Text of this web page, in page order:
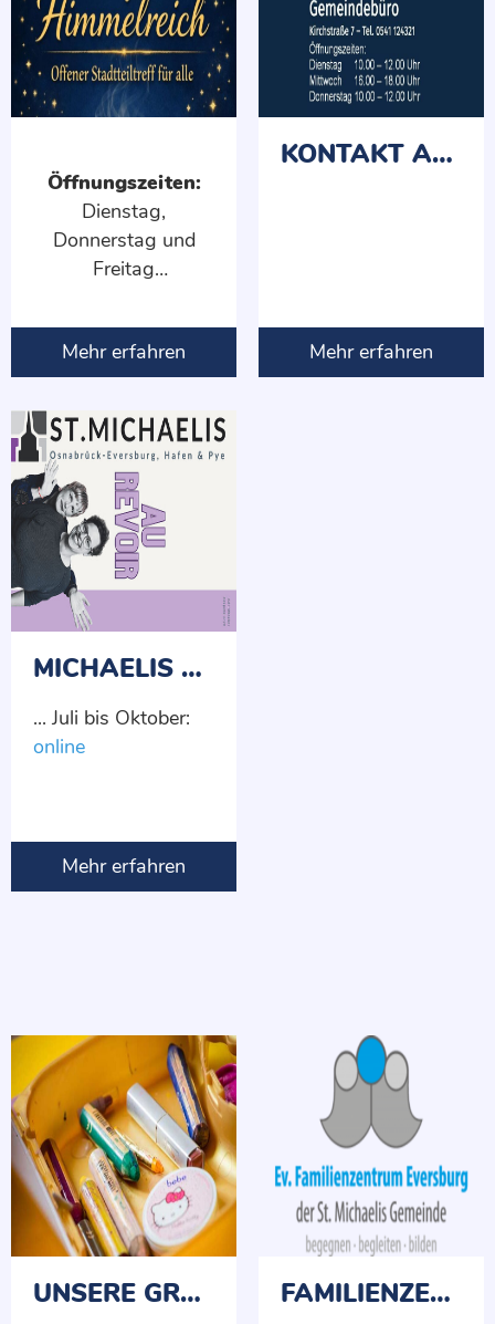
Öffnungszeiten:
Dienstag,
Donnerstag und
Freitag
und 14:00–17:00
Uhr
(An gesetzl.
Feiertagen
geschlossen)
Mehr erfahren
KONTAKT AUFNEHMEN
Mehr erfahren
MICHAELIS MAGAZIN
... Juli bis Oktober:
online
Mehr erfahren
UNSERE GRUPPEN FAMILIENZENTRUM